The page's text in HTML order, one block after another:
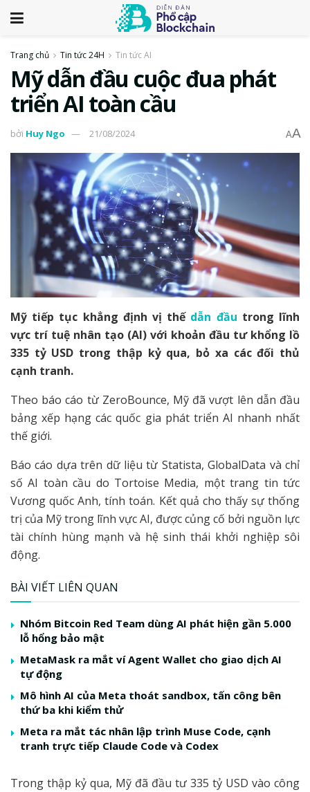
Trang chủ Tin tức 24H Tin tức AI
Mỹ dẫn đầu cuộc đua phát
triển AI toàn cầu
bởi Huy Ngo 21/08/2024 AA
Mỹ tiếp tục khẳng định vị thế dẫn đầu trong lĩnh
vực trí tuệ nhân tạo (AI) với khoản đầu tư khổng lồ
335 tỷ USD trong thập kỷ qua, bỏ xa các đối thủ
cạnh tranh.
Theo báo cáo từ ZeroBounce, Mỹ đã vượt lên dẫn đầu
bảng xếp hạng các quốc gia phát triển AI nhanh nhất
thế giới.
Báo cáo dựa trên dữ liệu từ Statista, GlobalData và chỉ
số AI toàn cầu do Tortoise Media, một trang tin tức
Vương quốc Anh, tính toán. Kết quả cho thấy sự thống
trị của Mỹ trong lĩnh vực AI, được củng cố bởi nguồn lực
tài chính hùng mạnh và hệ sinh thái khởi nghiệp sôi
động.
BÀI VIẾT LIÊN QUAN
Nhóm Bitcoin Red Team dùng AI phát hiện gần 5.000
lỗ hổng bảo mật
MetaMask ra mắt ví Agent Wallet cho giao dịch AI
tự động
Mô hình AI của Meta thoát sandbox, tấn công bên
thứ ba khi kiểm thử
Meta ra mắt tác nhân lập trình Muse Code, cạnh
tranh trực tiếp Claude Code và Codex
Trong thập kỷ qua, Mỹ đã đầu tư 335 tỷ USD vào công